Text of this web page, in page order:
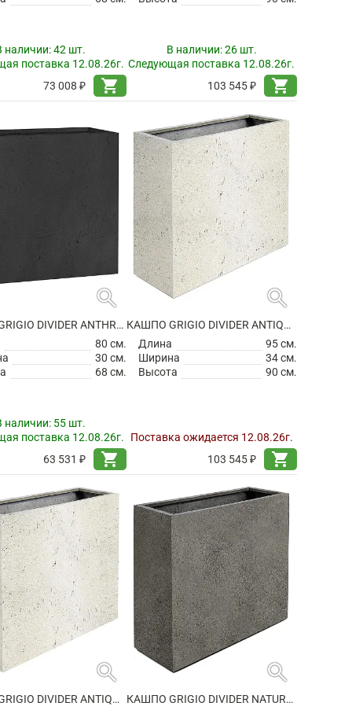
наличии:42 шт.
поставка 12.08.26г.
73 008 ₽
shopping_cart
В наличии:26 шт.
Следующая поставка 12.08.26г.
103 545 ₽
shopping_cart
search
КАШПО GRIGIO DIVIDER ANTHRACITE
80 см.
30 см.
68 см.
наличии: 55 шт.
поставка 12.08.26г.
63 531 ₽
shopping_cart
search
КАШПО GRIGIO DIVIDER ANTIQUE WHITE НА КОЛЕСИКАХ
Длина
95 см.
Ширина
34 см.
Высота
90 см.
Поставка ожидается 12.08.26г.
103 545 ₽
shopping_cart
search
КАШПО GRIGIO DIVIDER ANTIQUE WHITE
search
КАШПО GRIGIO DIVIDER NATURAL CONCRETE НА КОЛЕСИКАХ